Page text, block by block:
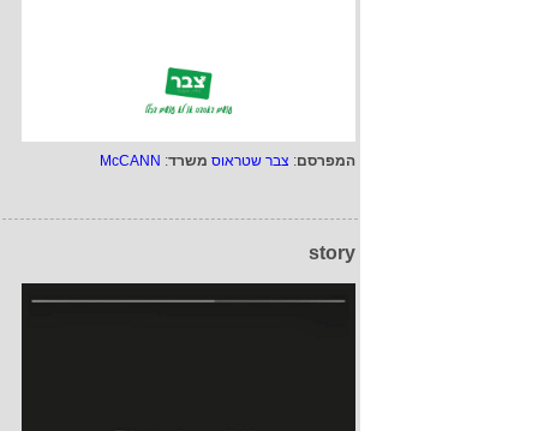
המפרסם: צבר שטראוס משרד:
McCANN
story